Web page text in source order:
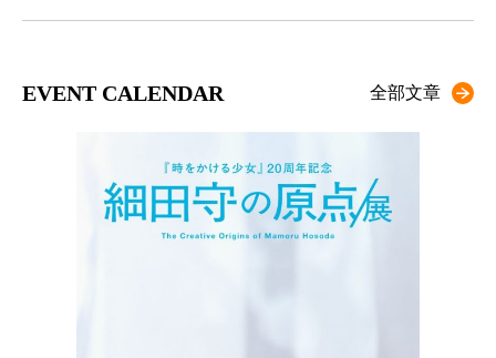
EVENT CALENDAR 全部文章